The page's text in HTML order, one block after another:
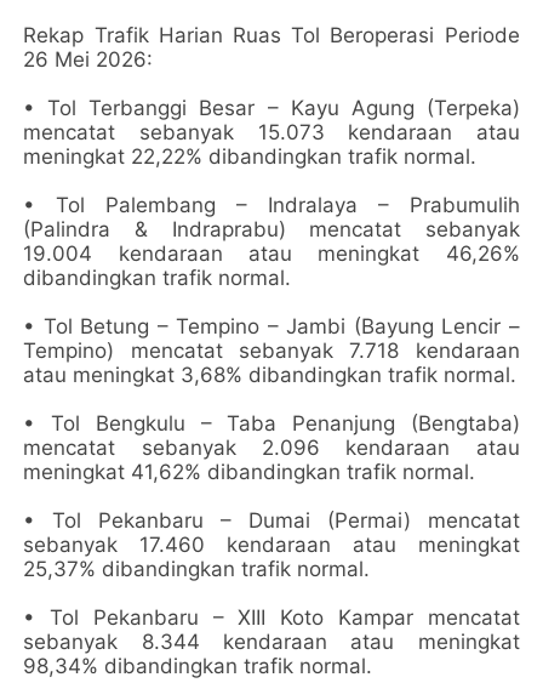
Rekap Trafik Harian Ruas Tol Beroperasi Periode
26 Mei 2026:
• Tol Terbanggi Besar – Kayu Agung (Terpeka)
mencatat sebanyak 15.073 kendaraan atau
meningkat 22,22% dibandingkan trafik normal.
• Tol Palembang – Indralaya – Prabumulih
(Palindra & Indraprabu) mencatat sebanyak
19.004 kendaraan atau meningkat 46,26%
dibandingkan trafik normal.
• Tol Betung – Tempino – Jambi (Bayung Lencir –
Tempino) mencatat sebanyak 7.718 kendaraan
atau meningkat 3,68% dibandingkan trafik normal.
• Tol Bengkulu – Taba Penanjung (Bengtaba)
mencatat sebanyak 2.096 kendaraan atau
meningkat 41,62% dibandingkan trafik normal.
• Tol Pekanbaru – Dumai (Permai) mencatat
sebanyak 17.460 kendaraan atau meningkat
25,37% dibandingkan trafik normal.
• Tol Pekanbaru – XIII Koto Kampar mencatat
sebanyak 8.344 kendaraan atau meningkat
98,34% dibandingkan trafik normal.